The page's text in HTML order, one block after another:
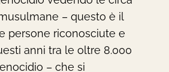
– questo è il
persone riconosciute e
anni tra le oltre 8.000
– che si